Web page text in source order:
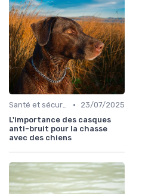
Santé et sécurité pendant la chasse •
23/07/2025
L'importance des casques
anti-bruit pour la chasse
avec des chiens